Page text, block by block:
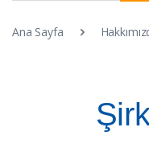
Ana Sayfa